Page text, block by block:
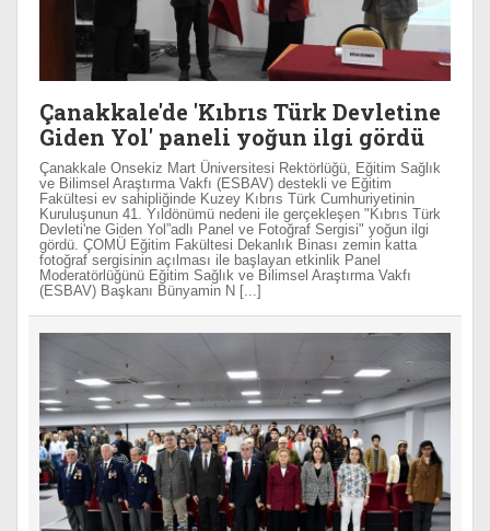
Çanakkale'de 'Kıbrıs Türk Devletine
Giden Yol' paneli yoğun ilgi gördü
Çanakkale Onsekiz Mart Üniversitesi Rektörlüğü, Eğitim Sağlık
ve Bilimsel Araştırma Vakfı (ESBAV) destekli ve Eğitim
Fakültesi ev sahipliğinde Kuzey Kıbrıs Türk Cumhuriyetinin
Kuruluşunun 41. Yıldönümü nedeni ile gerçekleşen "Kıbrıs Türk
Devleti'ne Giden Yol”adlı Panel ve Fotoğraf Sergisi" yoğun ilgi
gördü. ÇOMÜ Eğitim Fakültesi Dekanlık Binası zemin katta
fotoğraf sergisinin açılması ile başlayan etkinlik Panel
Moderatörlüğünü Eğitim Sağlık ve Bilimsel Araştırma Vakfı
(ESBAV) Başkanı Bünyamin N [...]